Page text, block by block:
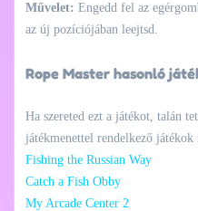
Művelet: Engedd fel az
az új pozíciójában leejtsd.
Rope Master hasonló
Ha szereted ezt a játékot, talán
játékmenettel rendelkező játékok
Fishing the Russian Way
Catch a Fish Obby
My Arcade Center 2